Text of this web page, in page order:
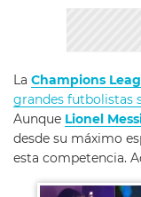
La Champions
grandes futbolistas
Aunque Lionel
desde su máximo
esta competencia.